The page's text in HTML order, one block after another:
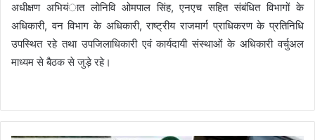
अधीक्षण अभियंात लोनिवि ओमपाल सिंह, एनएच सहित संबंधित विभागों के
अधिकारी, वन विभाग के अधिकारी, राष्ट्रीय राजमार्ग प्राधिकरण के प्रतिनिधि
उपस्थित रहे तथा उपजिलाधिकारी एवं कार्यदायी संस्थाओं के अधिकारी वर्चुअल
माध्यम से बैठक से जुड़े रहे।